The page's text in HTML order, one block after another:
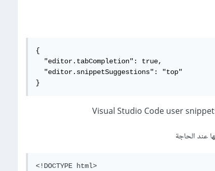
{
  "editor.tabCompletion": true,
  "editor.snippetSuggestions": "top"
}
عند الحاجة
<!DOCTYPE html>